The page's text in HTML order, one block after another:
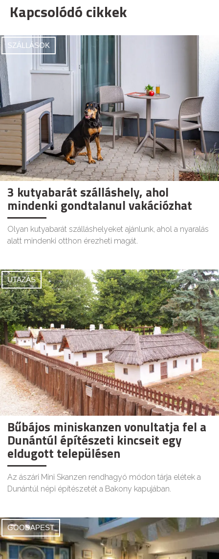
Kapcsolódó cikkek
SZÁLLÁSOK
3 kutyabarát szálláshely, ahol
mindenki gondtalanul vakációzhat
Olyan kutyabarát szálláshelyeket ajánlunk, ahol a nyaralás
alatt mindenki otthon érezheti magát.
UTAZÁS
Bűbájos miniskanzen vonultatja fel a
Dunántúl építészeti kincseit egy
eldugott településen
Az ászári Mini Skanzen rendhagyó módon tárja elétek a
Dunántúl népi építészetét a Bakony kapujában.
GOODAPEST